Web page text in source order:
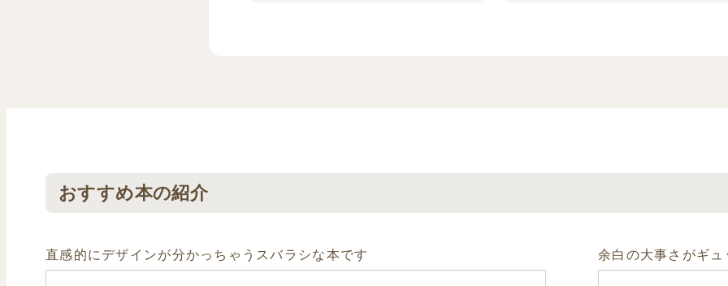
おすすめ本の紹介
直感的にデザインが分かっちゃうスバラシな本です 余白の大事さがギ